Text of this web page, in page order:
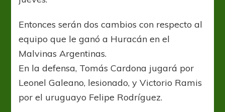
Entonces serán dos cambios con respecto al
equipo que le ganó a Huracán en el
Malvinas Argentinas.
En la defensa, Tomás Cardona jugará por
Leonel Galeano, lesionado, y Victorio Ramis
por el uruguayo Felipe Rodríguez.